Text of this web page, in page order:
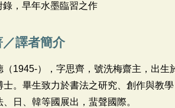
錄，早年水墨臨習之作
譯者簡介
（1945-），字思齊，號洗梅齋主，出
士。畢生致力於書法之研究、創作與教
、日、韓等國展出，蜚聲國際。